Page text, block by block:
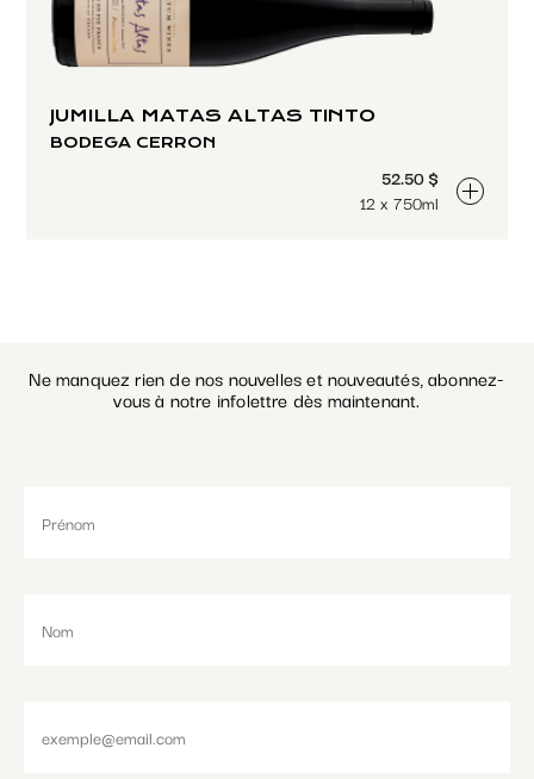
JUMILLA MATAS ALTAS TINTO
BODEGA CERRON
52.50 $
12 x 750ml
Ne manquez rien de nos nouvelles et nouveautés, abonnez-
vous à notre infolettre dès maintenant.